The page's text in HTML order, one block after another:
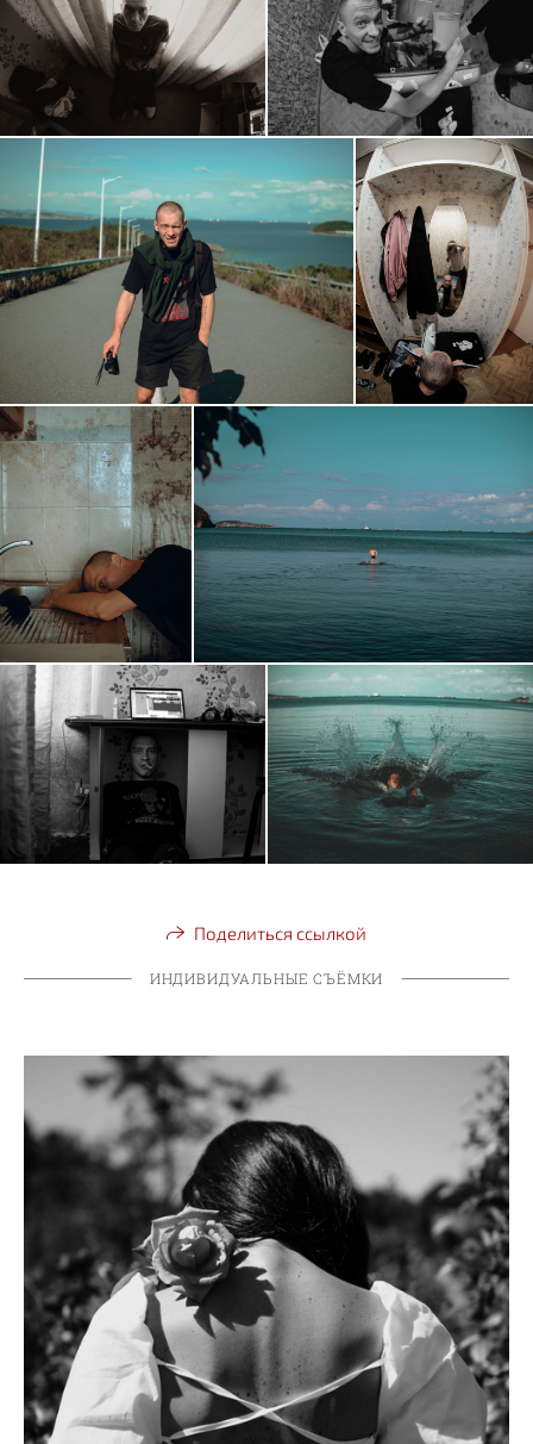
Поделиться ссылкой
ИНДИВИДУАЛЬНЫЕ СЪЁМКИ